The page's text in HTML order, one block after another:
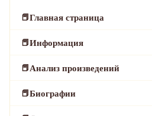
Главная страница
Информация
Анализ произведений
Биографии